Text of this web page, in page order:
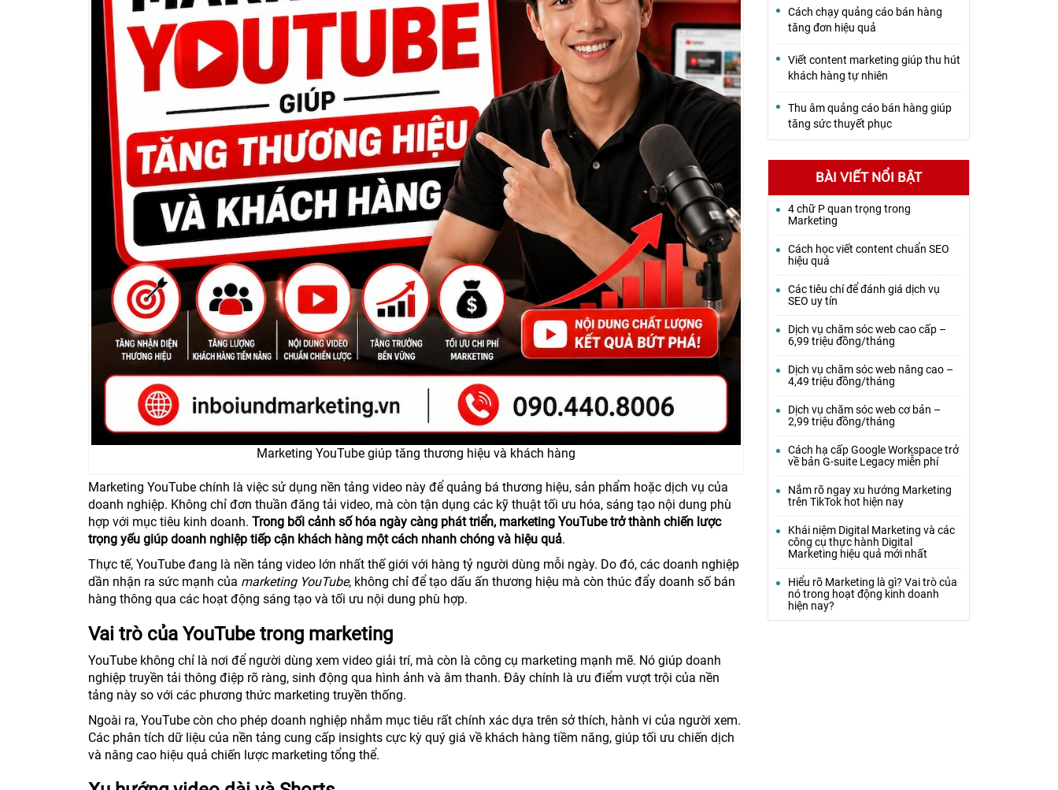
Marketing YouTube giúp tăng thương hiệu và khách hàng
Marketing YouTube chính là việc sử dụng nền tảng video này để quảng bá thương hiệu, sản phẩm hoặc dịch vụ của
doanh nghiệp. Không chỉ đơn thuần đăng tải video, mà còn tận dụng các kỹ thuật tối ưu hóa, sáng tạo nội dung phù
hợp với mục tiêu kinh doanh. Trong bối cảnh số hóa ngày càng phát triển, marketing YouTube trở thành chiến lược
trọng yếu giúp doanh nghiệp tiếp cận khách hàng một cách nhanh chóng và hiệu quả.
Thực tế, YouTube đang là nền tảng video lớn nhất thế giới với hàng tỷ người dùng mỗi ngày. Do đó, các doanh nghiệp
dần nhận ra sức mạnh của marketing YouTube, không chỉ để tạo dấu ấn thương hiệu mà còn thúc đẩy doanh số bán
hàng thông qua các hoạt động sáng tạo và tối ưu nội dung phù hợp.
Vai trò của YouTube trong marketing
YouTube không chỉ là nơi để người dùng xem video giải trí, mà còn là công cụ marketing mạnh mẽ. Nó giúp doanh
nghiệp truyền tải thông điệp rõ ràng, sinh động qua hình ảnh và âm thanh. Đây chính là ưu điểm vượt trội của nền
tảng này so với các phương thức marketing truyền thống.
Ngoài ra, YouTube còn cho phép doanh nghiệp nhắm mục tiêu rất chính xác dựa trên sở thích, hành vi của người xem.
Các phân tích dữ liệu của nền tảng cung cấp insights cực kỳ quý giá về khách hàng tiềm năng, giúp tối ưu chiến dịch
và nâng cao hiệu quả chiến lược marketing tổng thể.
Cách chạy quảng cáo bán hàng
tăng đơn hiệu quả
Viết content marketing giúp thu hút
khách hàng tự nhiên
Thu âm quảng cáo bán hàng giúp
tăng sức thuyết phục
BÀI VIẾT NỔI BẬT
4 chữ P quan trọng trong
Marketing
Cách học viết content chuẩn SEO
hiệu quả
Các tiêu chí để đánh giá dịch vụ
SEO uy tín
Dịch vụ chăm sóc web cao cấp –
6,99 triệu đồng/tháng
Dịch vụ chăm sóc web nâng cao –
4,49 triệu đồng/tháng
Dịch vụ chăm sóc web cơ bản –
2,99 triệu đồng/tháng
Cách hạ cấp Google Workspace trở
về bản G-suite Legacy miễn phí
Nắm rõ ngay xu hướng Marketing
trên TikTok hot hiện nay
Khái niệm Digital Marketing và các
công cụ thực hành Digital
Marketing hiệu quả mới nhất
Hiểu rõ Marketing là gì? Vai trò của
nó trong hoạt động kinh doanh
hiện nay?